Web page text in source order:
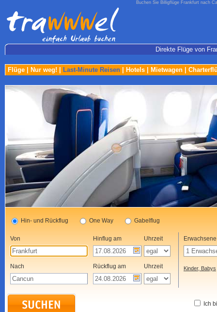
Buchen Sie Billigflüge Frankfurt nach
Direkte Flüge von
Flüge Nur weg! Last-Minute Reisen Hotels Mietwagen
Hin- und Rückflug One Way Gabelflug
Von Hinflug am Uhrzeit
Nach Rückflug am Uhrzeit
Erwachsene
Kinder, Babys
Ich